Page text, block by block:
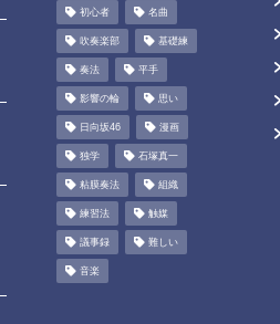
初心者 名曲
吹奏楽部 基礎練
奏法 平手
影響の輪 思い
日向坂46 漫画
独学 石塚真一
粘膜奏法 組織
練習法 触媒
議事録 難しい
音楽